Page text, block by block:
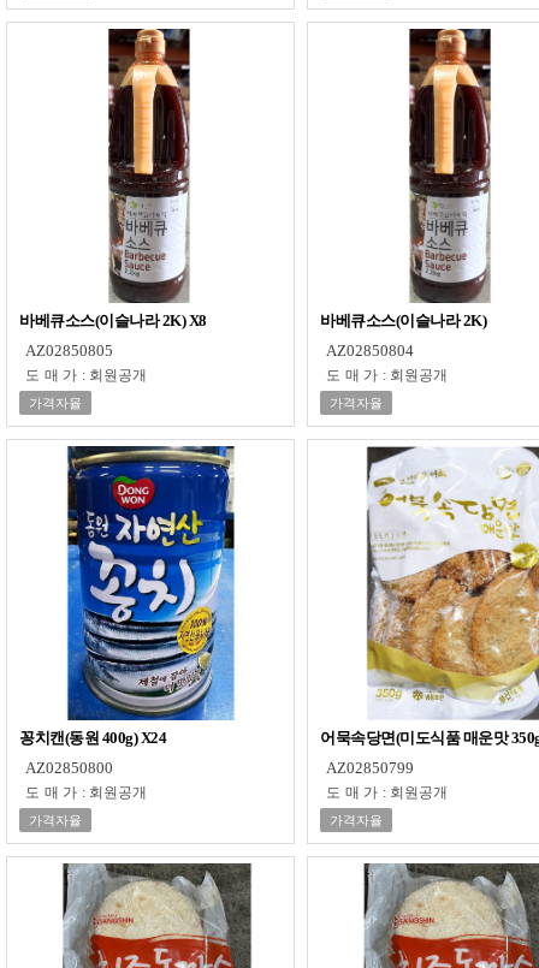
바베큐소스(이슬나라 2K) X8
AZ02850805
도매가 : 회원공개
가격자율
바베큐소스(이슬나라 2K)
AZ02850804
도매가 : 회원공개
가격자율
꽁치캔(동원 400g) X24
AZ02850800
도매가 : 회원공개
가격자율
어묵속당면(미도식품 매운맛
AZ02850799
도매가 : 회원공개
가격자율